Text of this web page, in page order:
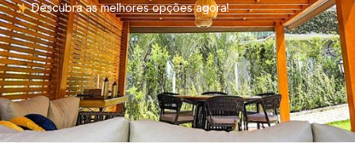
Descubra as melhores opções agora!